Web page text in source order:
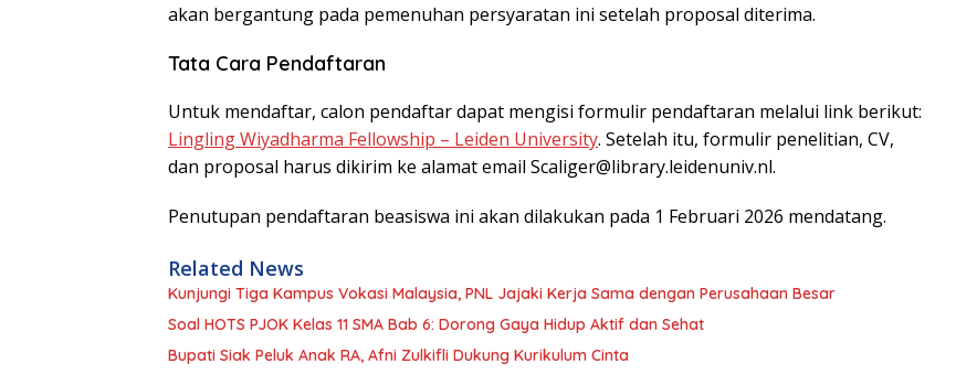
akan bergantung pada pemenuhan persyaratan ini setelah proposal diterima.
Tata Cara Pendaftaran
Untuk mendaftar, calon pendaftar dapat mengisi formulir pendaftaran melalui link berikut:
Lingling Wiyadharma Fellowship – Leiden University. Setelah itu, formulir penelitian, CV,
dan proposal harus dikirim ke alamat email Scaliger@library.leidenuniv.nl.
Penutupan pendaftaran beasiswa ini akan dilakukan pada 1 Februari 2026 mendatang.
Related News
Kunjungi Tiga Kampus Vokasi Malaysia, PNL Jajaki Kerja Sama dengan Perusahaan Besar
Soal HOTS PJOK Kelas 11 SMA Bab 6: Dorong Gaya Hidup Aktif dan Sehat
Bupati Siak Peluk Anak RA, Afni Zulkifli Dukung Kurikulum Cinta